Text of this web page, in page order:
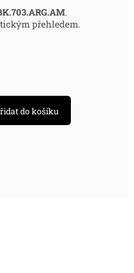
.
přehledem.
do košíku